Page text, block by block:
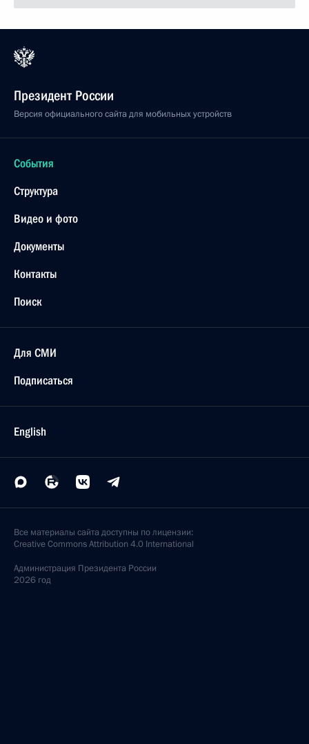
Президент России
Версия официального сайта для мобильных устройств
События
Структура
Видео и фото
Документы
Контакты
Поиск
Для СМИ
Подписаться
English
Все материалы сайта доступны по лицензии:
Creative Commons Attribution 4.0 International
Администрация Президента России
2026 год